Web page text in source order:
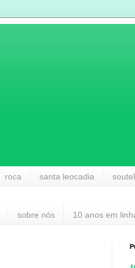
roca santa leocadia
sobre nós 10 anos em